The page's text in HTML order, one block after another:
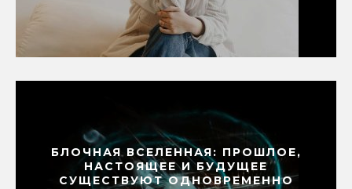
БЛОЧНАЯ ВСЕЛЕННАЯ: ПРОШЛОЕ,
НАСТОЯЩЕЕ И БУДУЩЕЕ
СУЩЕСТВУЮТ ОДНОВРЕМЕННО